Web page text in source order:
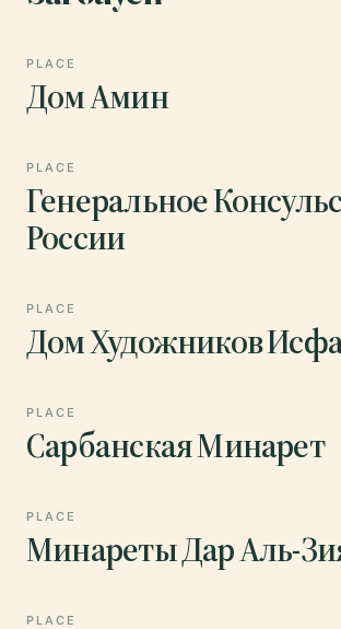
PLACE
Дом Амин
PLACE
Генеральное
России
PLACE
Дом Художников
PLACE
Сарбанская Минарет
PLACE
Минареты Дар Аль-
PLACE